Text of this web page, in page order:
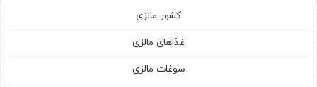
کشور مالزی
غذاهای مالزی
سوغات مالزی